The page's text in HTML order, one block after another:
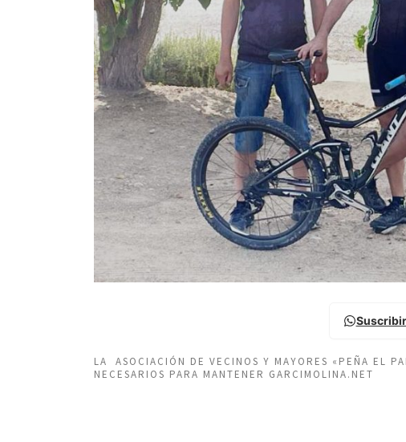
LA ASOCIACIÓN DE VECINOS Y MAYORES «PEÑA EL
NECESARIOS PARA MANTENER GARCIMOLINA.NET